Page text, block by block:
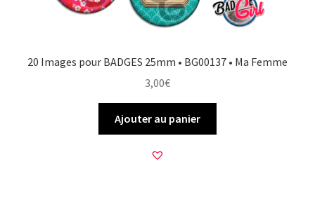
20 Images pour BADGES 25mm • BG00137 • Ma Femme
3,00€
Ajouter au panier